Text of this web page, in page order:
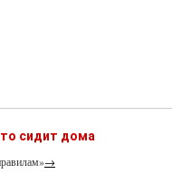
сидит дома
→